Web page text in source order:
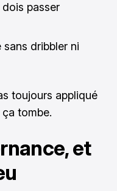
passer
dribbler ni
toujours appliqué
tombe.
et